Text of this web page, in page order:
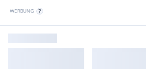
WERBUNG